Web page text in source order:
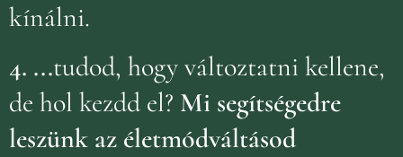
kínálni.
4. ...tudod, hogy változtatni kellene,
de hol kezdd el? Mi segítségedre
leszünk az életmódváltásod